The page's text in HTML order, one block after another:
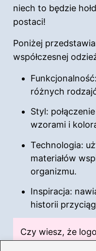
niech to będzie
postaci!
Poniżej
współczesnej
różnych
Styl:
wzorami i
Technologia:
materiałów
organizmu.
Inspiracja:
historii
Czy wiesz, że